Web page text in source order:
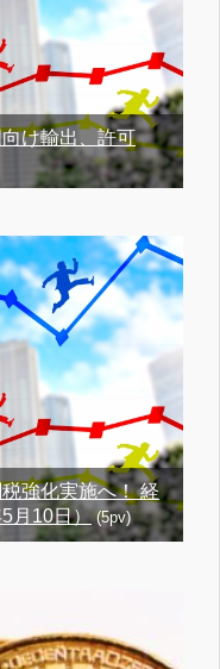
け輸出、許可
強化実施へ！ 経
月10日）(5pv)